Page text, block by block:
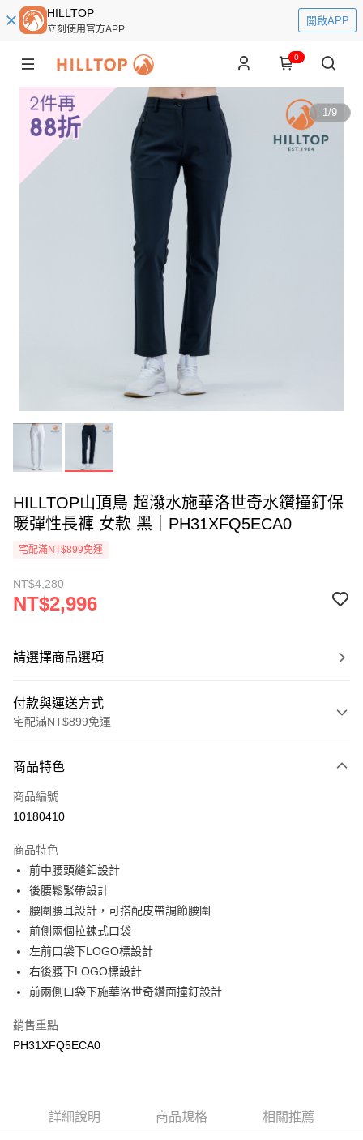
HILLTOP
立刻使用官方APP
開啟APP
0
1/9
HILLTOP山頂鳥 超潑水施華洛世奇水鑽撞釘保
暖彈性長褲 女款 黑｜PH31XFQ5ECA0
宅配滿NT$899免運
NT$4,280
NT$2,996
請選擇商品選項
付款與運送方式
宅配滿NT$899免運
信用卡一次付款
LINE Pay
悠遊付
Google Pay
運送方式
每筆NT$90，滿NT$899(含以上)免運費
商品特色
商品編號
10180410
商品特色
前中腰頭縫釦設計
後腰鬆緊帶設計
腰圍腰耳設計，可搭配皮帶調節腰圍
前側兩個拉鍊式口袋
左前口袋下LOGO標設計
右後腰下LOGO標設計
前兩側口袋下施華洛世奇鑽面撞釘設計
銷售重點
PH31XFQ5ECA0
詳細說明 商品規格 相關推薦